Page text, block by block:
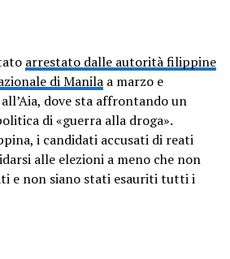
arrestato dalle autorità filippine
di Manila a marzo e
dove sta affrontando un
di «guerra alla droga».
i candidati accusati di reati
alle elezioni a meno che non
e non siano stati esauriti tutti i